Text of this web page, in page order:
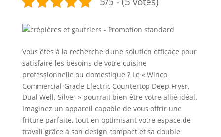
Vous êtes à la recherche d’une solution efficace pour
satisfaire les besoins de votre cuisine
professionnelle ou domestique ? Le « Winco
Commercial-Grade Electric Countertop Deep Fryer,
Dual Well, Silver » pourrait bien être votre allié idéal.
Imaginez un appareil capable de vous offrir une
friture parfaite, tout en optimisant votre espace de
travail grâce à son design compact et sa double